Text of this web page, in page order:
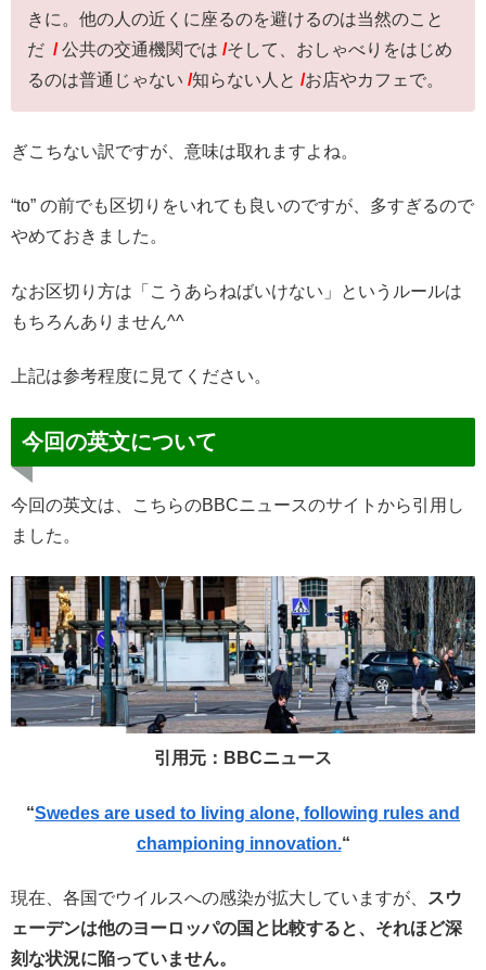
きに。他の人の近くに座るのを避けるのは当然のこと
だ / 公共の交通機関では /そして、おしゃべりをはじめ
るのは普通じゃない /知らない人と /お店やカフェで。
ぎこちない訳ですが、意味は取れますよね。
“to” の前でも区切りをいれても良いのですが、多すぎるので
やめておきました。
なお区切り方は「こうあらねばいけない」というルールは
もちろんありません^^
上記は参考程度に見てください。
今回の英文について
今回の英文は、こちらのBBCニュースのサイトから引用し
ました。
引用元：BBCニュース
“Swedes are used to living alone, following rules and
championing innovation.“
現在、各国でウイルスへの感染が拡大していますが、
スウ
ェーデンは他のヨーロッパの国と比較すると、それほど深
刻な状況に陥っていません。